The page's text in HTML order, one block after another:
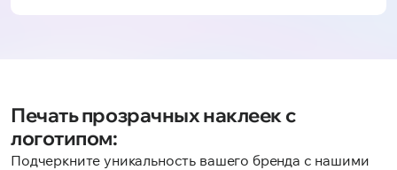
Печать прозрачных наклеек с
логотипом:
Подчеркните уникальность вашего бренда с нашими